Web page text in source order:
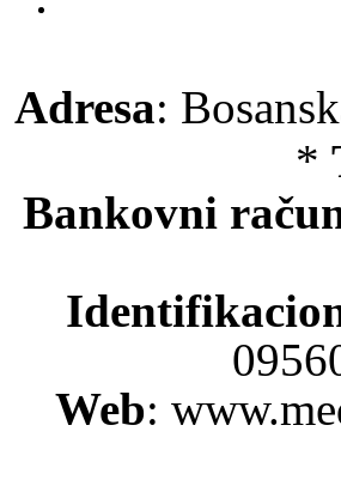
Adresa:
*
Bankovni
Web: